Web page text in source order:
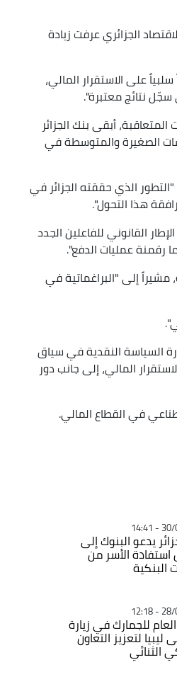
الجزائري عرفت زيادة
أثراً سلبياً على الاستقرار المالي،
نتائج معتبرة".
أبقى بنك الجزائر
الصغيرة والمتوسطة في
الذي حققته الجزائر في
هذا التحول".
القانوني للفاعلين الجدد
رقمنة عمليات الدفع".
مشيراً إلى "البراغماتية في
السياسة النقدية في سياق
المالي، إلى جانب دور
في القطاع المالي.
30/
يدعو البنوك إلى
الأسر من
البنكية
28/
للجمارك في زيارة
لتعزيز التعاون
الثنائي